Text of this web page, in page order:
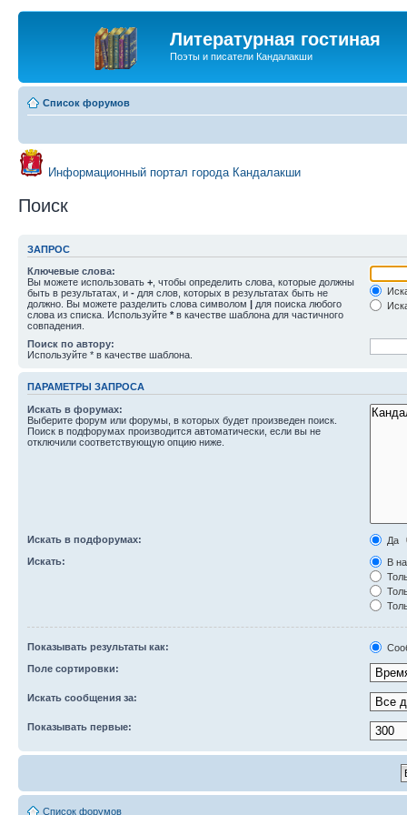
Литературная гостиная
Поэты и писатели Кандалакши
Список форумов
Информационный портал города Кандалакши
Поиск
ЗАПРОС
Ключевые слова:
Вы можете использовать + , чтобы определить слова, которые должны
быть в результатах, и - для слов, которых в результатах быть не
должно. Вы можете разделить слова символом | для поиска любого
слова из списка. Используйте * в качестве шаблона для частичного
совпадения.
Поиск по автору:
Используйте * в качестве шаблона.
ПАРАМЕТРЫ ЗАПРОСА
Искать в форумах:
Выберите форум или форумы, в которых будет произведен поиск.
Поиск в подфорумах производится автоматически, если вы не
отключили соответствующую опцию ниже.
Искать в подфорумах:
Да
Искать:
В
Показывать результаты как:
Поле сортировки:
Искать сообщения за:
Показывать первые:
Список форумов